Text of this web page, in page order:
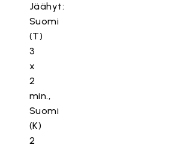
Jäähyt:
Suomi
(T)
3
x
2
min.,
Suomi
(K)
2